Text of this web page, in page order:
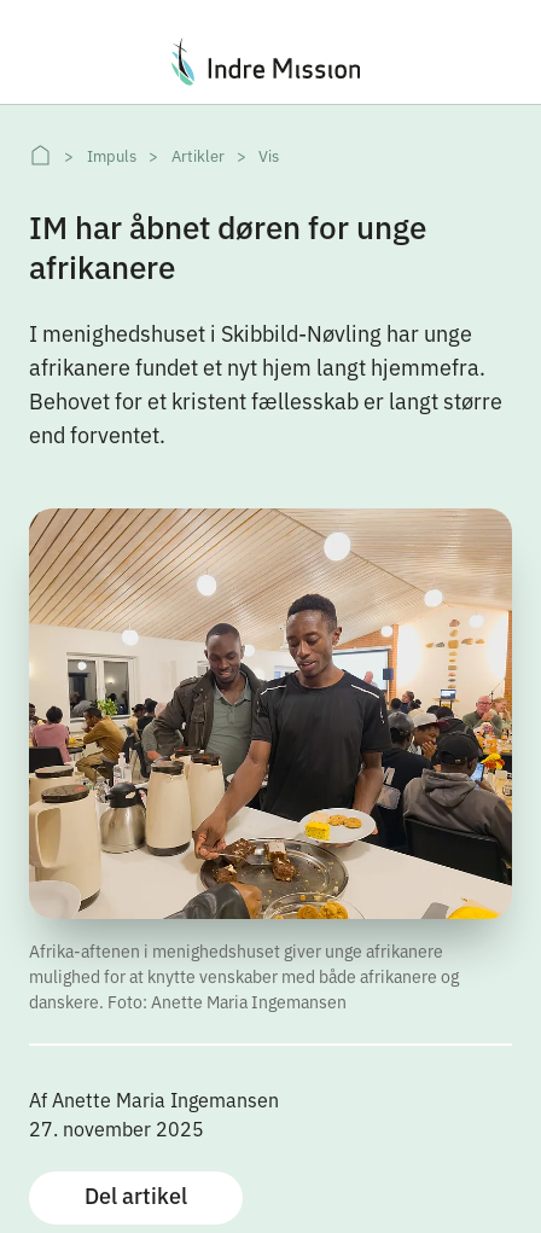
Impuls Artikler Vis
IM har åbnet døren for unge
afrikanere
I menighedshuset i Skibbild-Nøvling har unge
afrikanere fundet et nyt hjem langt hjemmefra.
Behovet for et kristent fællesskab er langt større
end forventet.
Afrika-aftenen i menighedshuset giver unge afrikanere
mulighed for at knytte venskaber med både afrikanere og
danskere. Foto: Anette Maria Ingemansen
Af Anette Maria Ingemansen
27. november 2025
Del artikel